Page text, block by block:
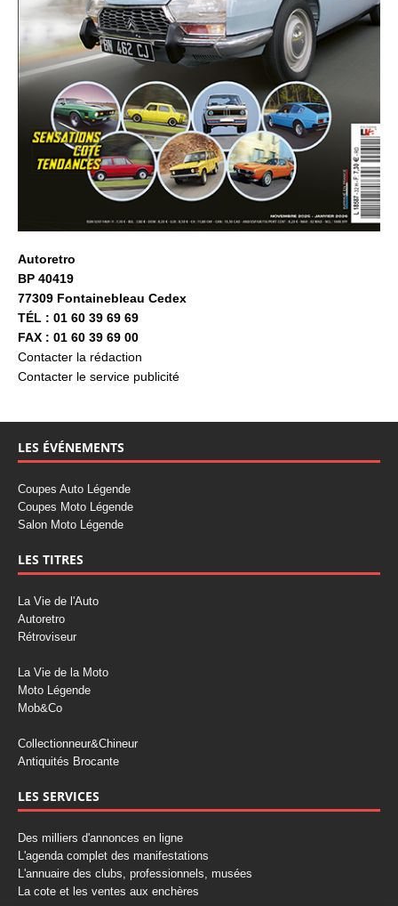
Autoretro
BP 40419
77309 Fontainebleau Cedex
TÉL : 01 60 39 69 69
FAX : 01 60 39 69 00
Contacter la rédaction
Contacter le service publicité
LES ÉVÉNEMENTS
Coupes Auto Légende
Coupes Moto Légende
Salon Moto Légende
LES TITRES
La Vie de l'Auto
Autoretro
Rétroviseur
La Vie de la Moto
Moto Légende
Mob&Co
Collectionneur&Chineur
Antiquités Brocante
LES SERVICES
Des milliers d'annonces en ligne
L'agenda complet des manifestations
L'annuaire des clubs, professionnels, musées
La cote et les ventes aux enchères